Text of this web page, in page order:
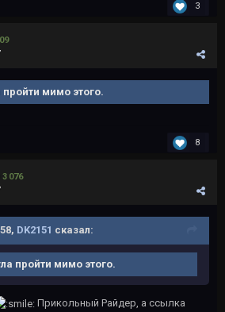
3
мимо этого.
8
3 076
DK2151 сказал:
пройти мимо этого.
Прикольный Райдер, а ссылка